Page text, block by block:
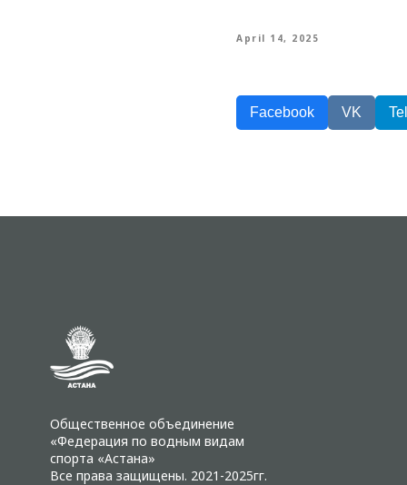
April 14, 2025
Facebook VK
Общественное объединение
«Федерация по водным видам
спорта «Астана»
Все права защищены. 2021-2025гг.